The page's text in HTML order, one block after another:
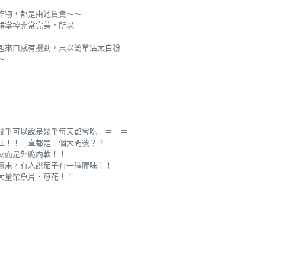
物，都是由她負責～～
掌控非常完美，所以
來口感有攪勁，只以簡單沾太白粉
乎可以說是幾乎每天都會吃 ＝ ＝
！一直都是一個大問號？？
是外脆內軟！！
，有人說茄子有一種腥味！！
柴魚片．蔥花！！